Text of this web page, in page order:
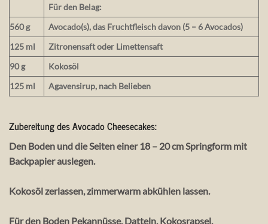
Für den Belag:
560 g
Avocado(s), das Fruchtfleisch davon (5 – 6 Avocados)
125 ml
Zitronensaft oder Limettensaft
90 g
Kokosöl
125 ml
Agavensirup, nach Belieben
Zubereitung des Avocado Cheesecakes:
Den Boden und die Seiten einer 18 – 20 cm Springform mit
Backpapier auslegen.
Kokosöl zerlassen, zimmerwarm abkühlen lassen.
Für den Boden Pekannüsse, Datteln, Kokosrapsel,